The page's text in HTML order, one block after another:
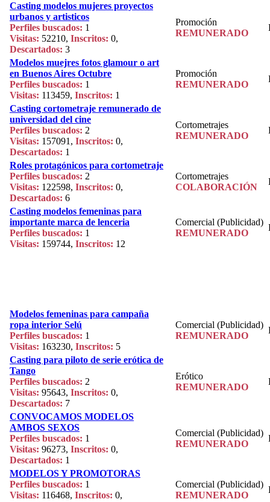
Casting modelos mujeres proyectos
urbanos y artisticos
Perfiles buscados: 1
Visitas: 52210, Inscritos: 0,
Descartados: 3
Promoción
REMUNERADO
Modelos muejres fotos glamour o art
en Buenos Aires Octubre
Perfiles buscados: 1
Visitas: 113459, Inscritos: 1
Promoción
REMUNERADO
Casting cortometraje remunerado de
universidad del cine
Perfiles buscados: 2
Visitas: 157091, Inscritos: 0,
Descartados: 1
Cortometrajes
REMUNERADO
Roles protagónicos para cortometraje
Perfiles buscados: 2
Visitas: 122598, Inscritos: 0,
Descartados: 6
Cortometrajes
COLABORACIÓN
Casting modelos femeninas para
importante marca de lenceria
Perfiles buscados: 1
Visitas: 159744, Inscritos: 12
Comercial (Publicidad)
REMUNERADO
Modelos femeninas para campaña
ropa interior Selú
Perfiles buscados: 1
Visitas: 163230, Inscritos: 5
Comercial (Publicidad)
REMUNERADO
Casting para piloto de serie erótica de
Tango
Perfiles buscados: 2
Visitas: 95643, Inscritos: 0,
Descartados: 7
Erótico
REMUNERADO
CONVOCAMOS MODELOS
AMBOS SEXOS
Perfiles buscados: 1
Visitas: 96273, Inscritos: 0,
Descartados: 1
Comercial (Publicidad)
REMUNERADO
MODELOS Y PROMOTORAS
Perfiles buscados: 1
Visitas: 116468, Inscritos: 0,
Comercial (Publicidad)
REMUNERADO